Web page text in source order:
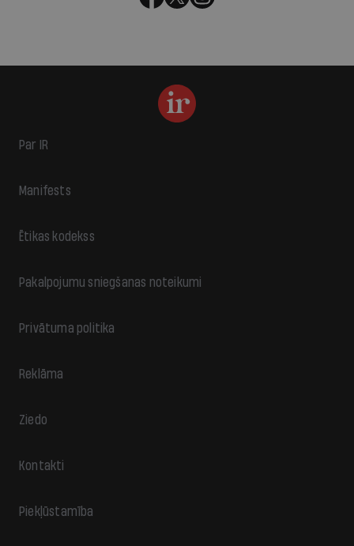
Par IR
Manifests
Ētikas kodekss
Pakalpojumu sniegšanas noteikumi
Privātuma politika
Reklāma
Ziedo
Kontakti
Piekļūstamība